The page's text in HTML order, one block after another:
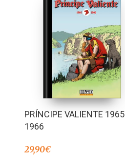
PRÍNCIPE VALIENTE
1966
29,90€